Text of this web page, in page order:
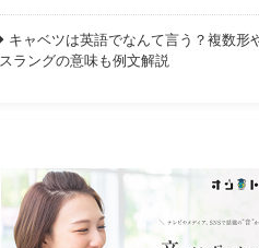
キャベツは英語でなんて言う？複数形
スラングの意味も例文解説